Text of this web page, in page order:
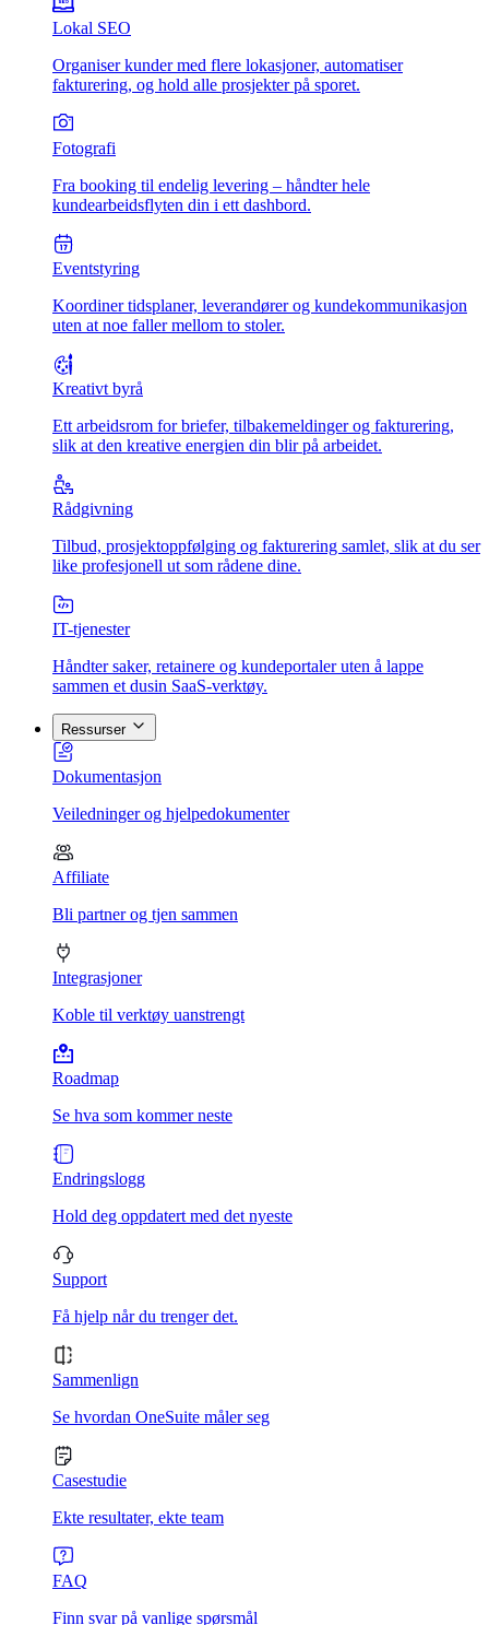
Lokal SEO
Organiser kunder med flere lokasjoner, automatiser
fakturering, og hold alle prosjekter på sporet.
Fotografi
Fra booking til endelig levering – håndter hele
kundearbeidsflyten din i ett dashbord.
Eventstyring
Koordiner tidsplaner, leverandører og kundekommunikasjon
uten at noe faller mellom to stoler.
Kreativt byrå
Ett arbeidsrom for briefer, tilbakemeldinger og fakturering,
slik at den kreative energien din blir på arbeidet.
Rådgivning
Tilbud, prosjektoppfølging og fakturering samlet, slik at du ser
like profesjonell ut som rådene dine.
IT-tjenester
Håndter saker, retainere og kundeportaler uten å lappe
sammen et dusin SaaS-verktøy.
Ressurser
Dokumentasjon
Veiledninger og hjelpedokumenter
Affiliate
Bli partner og tjen sammen
Integrasjoner
Koble til verktøy uanstrengt
Roadmap
Se hva som kommer neste
Endringslogg
Hold deg oppdatert med det nyeste
Support
Få hjelp når du trenger det.
Sammenlign
Se hvordan OneSuite måler seg
Casestudie
Ekte resultater, ekte team
FAQ
Finn svar på vanlige spørsmål